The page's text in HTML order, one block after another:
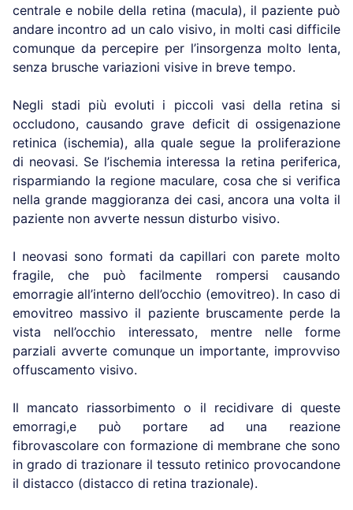
centrale e nobile della retina (macula), il paziente può
andare incontro ad un calo visivo, in molti casi difficile
comunque da percepire per l’insorgenza molto lenta,
senza brusche variazioni visive in breve tempo.
Negli stadi più evoluti i piccoli vasi della retina si
occludono, causando grave deficit di ossigenazione
retinica (ischemia), alla quale segue la proliferazione
di neovasi. Se l’ischemia interessa la retina periferica,
risparmiando la regione maculare, cosa che si verifica
nella grande maggioranza dei casi, ancora una volta il
paziente non avverte nessun disturbo visivo.
I neovasi sono formati da capillari con parete molto
fragile, che può facilmente rompersi causando
emorragie all’interno dell’occhio (emovitreo). In caso di
emovitreo massivo il paziente bruscamente perde la
vista nell’occhio interessato, mentre nelle forme
parziali avverte comunque un importante, improvviso
offuscamento visivo.
Il mancato riassorbimento o il recidivare di queste
emorragi,e può portare ad una reazione
fibrovascolare con formazione di membrane che sono
in grado di trazionare il tessuto retinico provocandone
il distacco (distacco di retina trazionale).